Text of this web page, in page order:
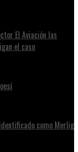
El Aviación las
el caso
como Merlig